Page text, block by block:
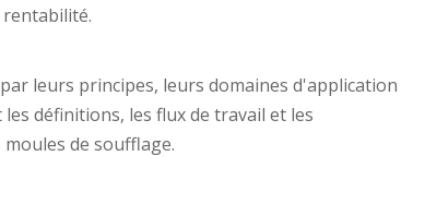
leurs principes, leurs domaines d'application
définitions, les flux de travail et les
de soufflage.